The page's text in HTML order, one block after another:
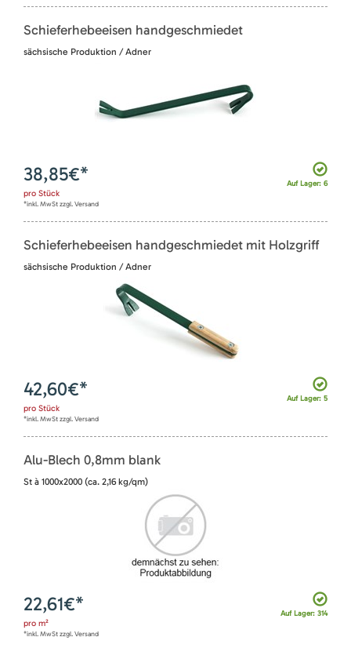
Schieferhebeeisen handgeschmiedet
sächsische Produktion / Adner
Auf Lager: 6
38,85€*
pro Stück
*inkl. MwSt zzgl. Versand
Schieferhebeeisen handgeschmiedet mit Holzgriff
sächsische Produktion / Adner
Auf Lager: 5
42,60€*
pro Stück
*inkl. MwSt zzgl. Versand
Alu-Blech 0,8mm blank
St à 1000x2000 (ca. 2,16 kg/qm)
Auf Lager: 314
22,61€*
pro m²
*inkl. MwSt zzgl. Versand